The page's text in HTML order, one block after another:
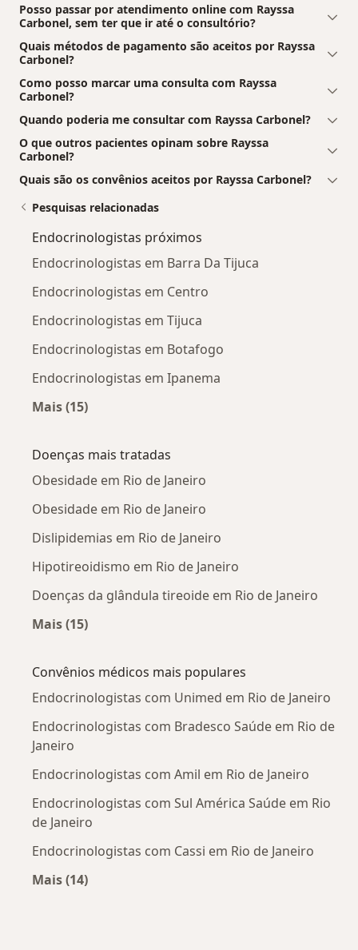
Posso passar por atendimento online com Rayssa
Carbonel, sem ter que ir até o consultório?
Quais métodos de pagamento são aceitos por Rayssa
Carbonel?
Como posso marcar uma consulta com Rayssa
Carbonel?
Quando poderia me consultar com Rayssa Carbonel?
O que outros pacientes opinam sobre Rayssa
Carbonel?
Quais são os convênios aceitos por Rayssa Carbonel?
Pesquisas relacionadas
Endocrinologistas próximos
Endocrinologistas em Barra Da Tijuca
Endocrinologistas em Centro
Endocrinologistas em Tijuca
Endocrinologistas em Botafogo
Endocrinologistas em Ipanema
Mais (15)
Doenças mais tratadas
Obesidade em Rio de Janeiro
Obesidade em Rio de Janeiro
Dislipidemias em Rio de Janeiro
Hipotireoidismo em Rio de Janeiro
Doenças da glândula tireoide em Rio de Janeiro
Mais (15)
Convênios médicos mais populares
Endocrinologistas com Unimed em Rio de Janeiro
Endocrinologistas com Bradesco Saúde em Rio de
Janeiro
Endocrinologistas com Amil em Rio de Janeiro
Endocrinologistas com Sul América Saúde em Rio
de Janeiro
Endocrinologistas com Cassi em Rio de Janeiro
Mais (14)